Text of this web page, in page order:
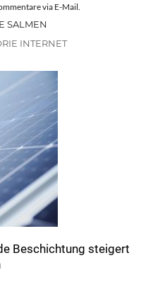
via E-Mail.
SALMEN
INTERNET
Beschichtung steigert